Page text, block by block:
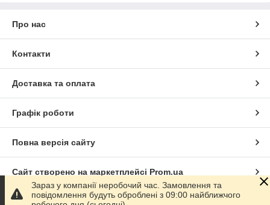
Про нас
Контакти
Доставка та оплата
Графік роботи
Повна версія сайту
Сайт створено на маркетплейсі Prom.ua
Політика конфіденційності
Зараз у компанії неробочий час. Замовлення та
повідомлення будуть оброблені з 09:00 найближчого